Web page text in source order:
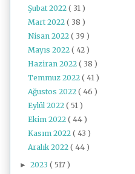
Şubat 2022( 31 )
Mart 2022( 38 )
Nisan 2022( 39 )
Mayıs 2022( 42 )
Haziran 2022( 38 )
Temmuz 2022( 41 )
Ağustos 2022( 46 )
Eylül 2022( 51 )
Ekim 2022( 44 )
Kasım 2022( 43 )
Aralık 2022( 44 )
► 2023 ( 517 )